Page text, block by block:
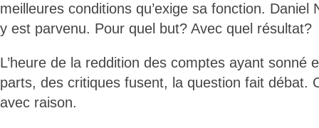
meilleures conditions qu’exige sa fonction. Daniel
y est parvenu. Pour quel but? Avec quel résultat?
L’heure de la reddition des comptes ayant sonné
parts, des critiques fusent, la question fait débat.
avec raison.